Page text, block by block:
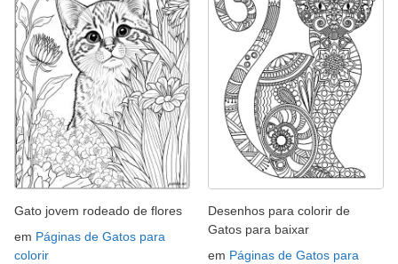
Gato jovem rodeado de flores
em Páginas de Gatos para
colorir
Desenhos para colorir de
Gatos para baixar
em Páginas de Gatos para